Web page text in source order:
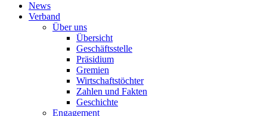
News
Verband
Über uns
Übersicht
Geschäftsstelle
Präsidium
Gremien
Wirtschaftstöchter
Zahlen und Fakten
Geschichte
Engagement